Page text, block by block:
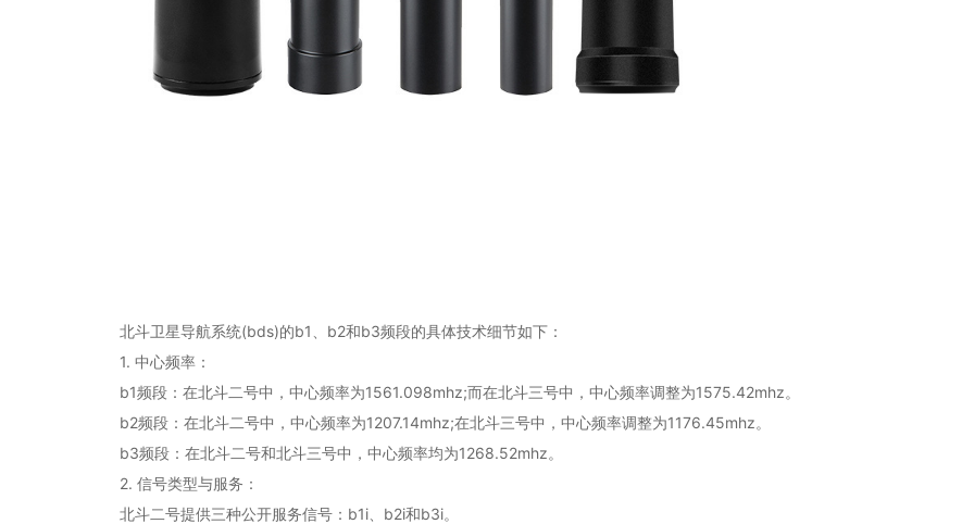
北斗卫星导航系统(bds)的b1、b2和b3频段的具体技术细节如下：
1. 中心频率：
b1频段：在北斗二号中，中心频率为1561.098mhz;而在北斗三号中，中心频率调整为1575.42mhz。
b2频段：在北斗二号中，中心频率为1207.14mhz;在北斗三号中，中心频率调整为1176.45mhz。
b3频段：在北斗二号和北斗三号中，中心频率均为1268.52mhz。
2. 信号类型与服务：
北斗二号提供三种公开服务信号：b1i、b2i和b3i。